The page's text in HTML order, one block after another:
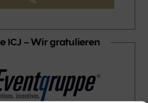
ICJ – Wir gratulieren